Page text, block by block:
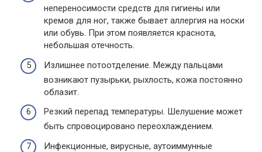
непереносимости средств для гигиены или
кремов для ног, также бывает аллергия на носки
или обувь. При этом появляется краснота,
небольшая отечность.
Излишнее потоотделение. Между пальцами
возникают пузырьки, рыхлость, кожа постоянно
облазит.
Резкий перепад температуры. Шелушение может
быть спровоцировано переохлаждением.
Инфекционные, вирусные, аутоиммунные